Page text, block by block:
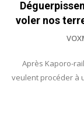
voler nos
Après Kaporo-
veulent procéder à